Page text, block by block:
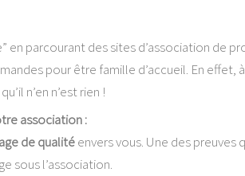
en parcourant des sites d’association de
pour être famille d’accueil. En
n’en n’est rien !
association :
de qualitéenvers vous. Une des
sous l’association.